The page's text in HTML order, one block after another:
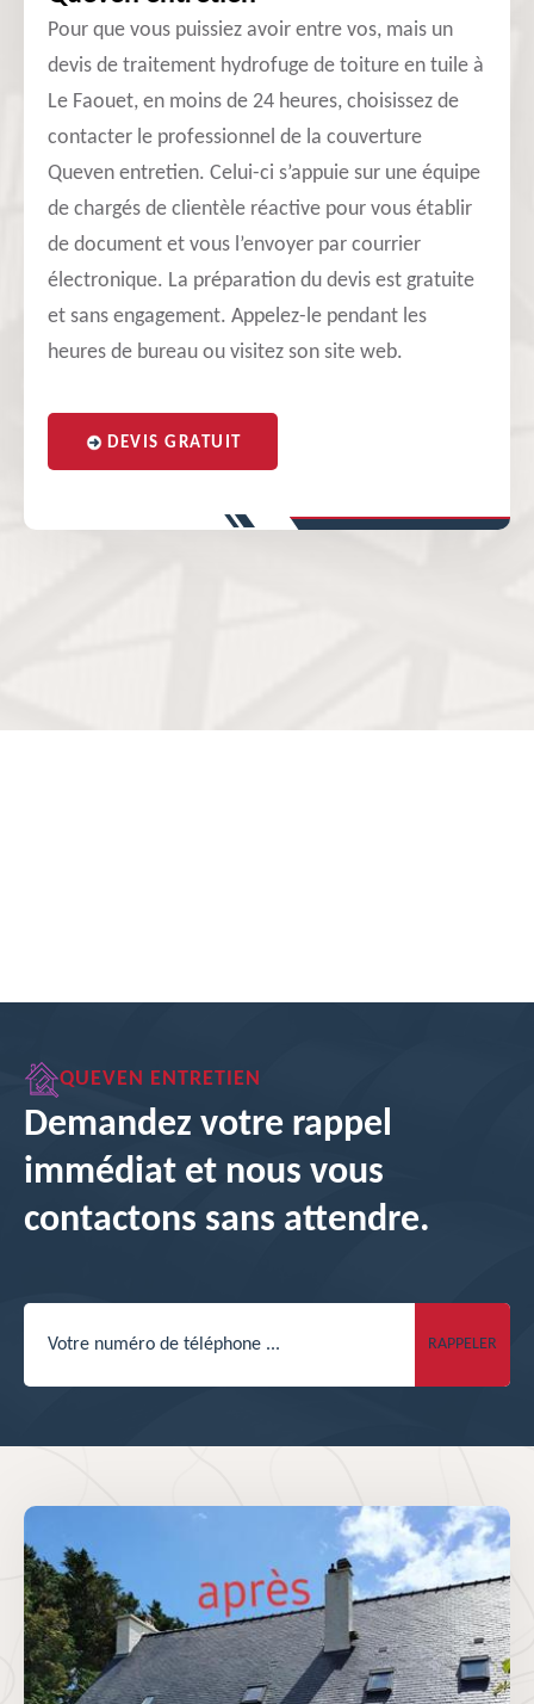
Pour que vous puissiez avoir entre vos, mais un
devis de traitement hydrofuge de toiture en tuile à
Le Faouet, en moins de 24 heures, choisissez de
contacter le professionnel de la couverture
Queven entretien. Celui-ci s’appuie sur une équipe
de chargés de clientèle réactive pour vous établir
de document et vous l’envoyer par courrier
électronique. La préparation du devis est gratuite
et sans engagement. Appelez-le pendant les
heures de bureau ou visitez son site web.
DEVIS GRATUIT
QUEVEN ENTRETIEN
Demandez votre rappel
immédiat et nous vous
contactons sans attendre.